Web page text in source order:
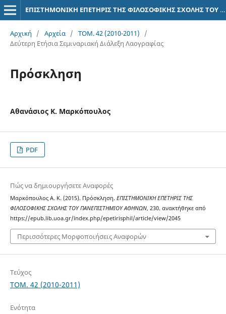
ΕΠΙΣΤΗΜΟΝΙΚΗ ΕΠΕΤΗΡΙΣ ΤΗΣ ΦΙΛΟΣΟΦΙΚΗΣ ΣΧΟΛΗΣ ΤΟΥ ΠΑΝΕΠΙΣΤΗΜΙΟΥ ΑΘΗΝΩΝ
Αρχική / Αρχεία / ΤΟΜ. 42 (2010-2011)
/
Δεύτερη Ετήσια Σεμιναριακή Διάλεξη Λαογραφίας
Πρόσκληση
Αθανάσιος Κ. Μαρκόπουλος
PDF
Πώς να δημιουργήσετε Αναφορές
Μαρκόπουλος Α. Κ. (2015). Πρόσκληση. ΕΠΙΣΤΗΜΟΝΙΚΗ ΕΠΕΤΗΡΙΣ ΤΗΣ
ΦΙΛΟΣΟΦΙΚΗΣ ΣΧΟΛΗΣ ΤΟΥ ΠΑΝΕΠΙΣΤΗΜΙΟΥ ΑΘΗΝΩΝ, 230. ανακτήθηκε από
https://epub.lib.uoa.gr/index.php/epetirisphil/article/view/2045
Περισσότερες Μορφοποιήσεις Αναφορών
Τεύχος
ΤΟΜ. 42 (2010-2011)
Ενότητα